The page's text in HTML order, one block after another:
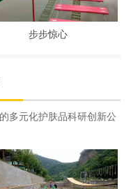
步步惊心
多元化护肤品科研创新公